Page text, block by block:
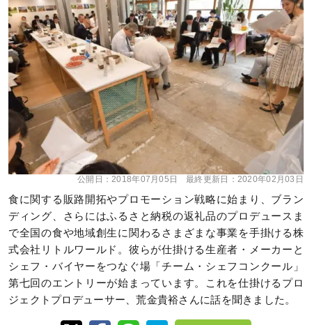
公開日：2018年07月05日 最終更新日： 2020年02月03日
食に関する販路開拓やプロモーション戦略に始まり、ブラン
ディング、さらにはふるさと納税の返礼品のプロデュースま
で全国の食や地域創生に関わるさまざまな事業を手掛ける株
式会社リトルワールド。彼らが仕掛ける生産者・メーカーと
シェフ・バイヤーをつなぐ場「チーム・シェフコンクール」
第七回のエントリーが始まっています。これを仕掛けるプロ
ジェクトプロデューサー、荒金貴裕さんに話を聞きました。